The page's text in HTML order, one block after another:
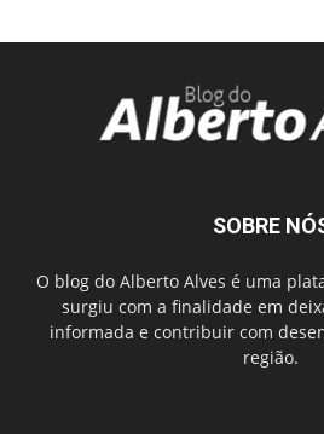
SOBRE
O blog do Alberto Alves é uma
surgiu com a finalidade em
informada e contribuir com
região.